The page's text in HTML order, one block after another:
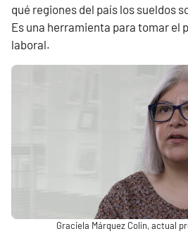
qué regiones del país los sueldos
Es una herramienta para tomar el
laboral.
Graciela Márquez Colín, actual